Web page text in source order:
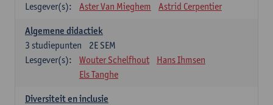
Lesgever(s):
Aster Van Mieghem Astrid Cerpentier
Algemene didactiek
2E SEM
3 studiepunten
Lesgever(s):
Wouter Schelfhout
Hans Ihmsen
Els Tanghe
Diversiteit en inclusie